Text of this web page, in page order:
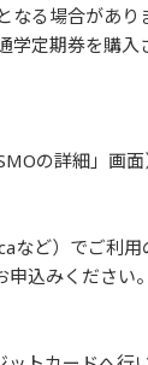
る場合があ
定期券を購
の詳細」画
など）でご利用
申込みください。